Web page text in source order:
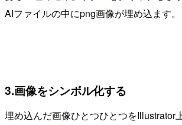
AIファイルの中にpng画像が埋め込ます。
3.画像をシンボル化する
埋め込んだ画像ひとつひとつをIllustrator